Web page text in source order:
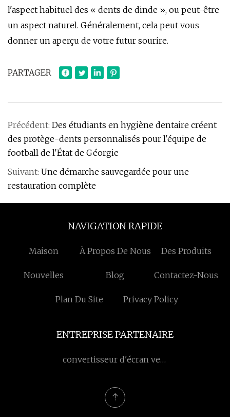
l'aspect habituel des « dents de dinde », ou peut-être
un aspect naturel. Généralement, cela peut vous
donner un aperçu de votre futur sourire.
PARTAGER
Précédent: Des étudiants en hygiène dentaire créent
des protège-dents personnalisés pour l'équipe de
football de l'État de Géorgie
Suivant: Une démarche sauvegardée pour une
restauration complète
NAVIGATION RAPIDE
Maison À Propos De Nous Des Produits
Nouvelles Blog Contactez-Nous
Plan Du Site Privacy Policy
ENTREPRISE PARTENAIRE
convertisseur d'écran vers